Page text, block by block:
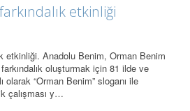
etkinliği
etkinliği. Anadolu Benim, Orman Benim
farkındalık oluşturmak için 81 ilde ve
“Orman Benim” sloganı ile
çalışması y…